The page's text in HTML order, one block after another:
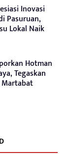
Inovasi
Pasuruan,
Lokal Naik
Hotman
Tegaskan